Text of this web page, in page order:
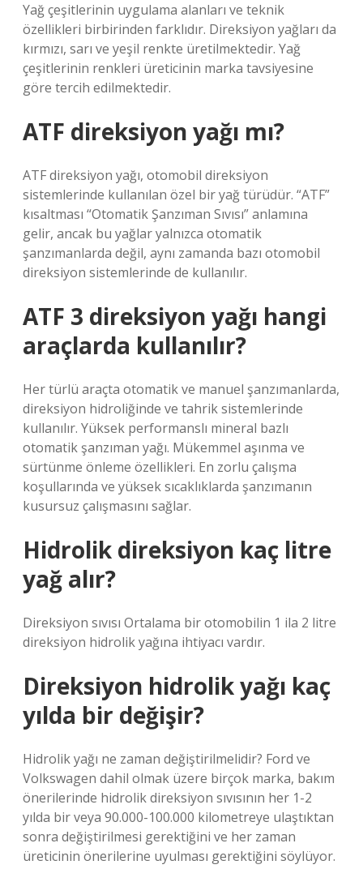
Yağ çeşitlerinin uygulama alanları ve teknik
özellikleri birbirinden farklıdır. Direksiyon yağları da
kırmızı, sarı ve yeşil renkte üretilmektedir. Yağ
çeşitlerinin renkleri üreticinin marka tavsiyesine
göre tercih edilmektedir.
ATF direksiyon yağı mı?
ATF direksiyon yağı, otomobil direksiyon
sistemlerinde kullanılan özel bir yağ türüdür. “ATF”
kısaltması “Otomatik Şanzıman Sıvısı” anlamına
gelir, ancak bu yağlar yalnızca otomatik
şanzımanlarda değil, aynı zamanda bazı otomobil
direksiyon sistemlerinde de kullanılır.
ATF 3 direksiyon yağı hangi
araçlarda kullanılır?
Her türlü araçta otomatik ve manuel şanzımanlarda,
direksiyon hidroliğinde ve tahrik sistemlerinde
kullanılır. Yüksek performanslı mineral bazlı
otomatik şanzıman yağı. Mükemmel aşınma ve
sürtünme önleme özellikleri. En zorlu çalışma
koşullarında ve yüksek sıcaklıklarda şanzımanın
kusursuz çalışmasını sağlar.
Hidrolik direksiyon kaç litre
yağ alır?
Direksiyon sıvısı Ortalama bir otomobilin 1 ila 2 litre
direksiyon hidrolik yağına ihtiyacı vardır.
Direksiyon hidrolik yağı kaç
yılda bir değişir?
Hidrolik yağı ne zaman değiştirilmelidir? Ford ve
Volkswagen dahil olmak üzere birçok marka, bakım
önerilerinde hidrolik direksiyon sıvısının her 1-2
yılda bir veya 90.000-100.000 kilometreye ulaştıktan
sonra değiştirilmesi gerektiğini ve her zaman
üreticinin önerilerine uyulması gerektiğini söylüyor.